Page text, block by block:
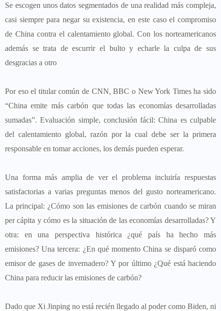
Se escogen unos datos segmentados de una realidad más compleja,
casi siempre para negar su existencia, en este caso el compromiso
de China contra el calentamiento global. Con los norteamericanos
además se trata de escurrir el bulto y echarle la culpa de sus
desgracias a otro
Por eso el titular común de CNN, BBC o New York Times ha sido
“China emite más carbón que todas las economías desarrolladas
sumadas”. Evaluación simple, conclusión fácil: China es culpable
del calentamiento global, razón por la cual debe ser la primera
responsable en tomar acciones, los demás pueden esperar.
Una forma más amplia de ver el problema incluiría respuestas
satisfactorias a varias preguntas menos del gusto norteamericano.
La principal: ¿Cómo son las emisiones de carbón cuando se miran
per cápita y cómo es la situación de las economías desarrolladas? Y
otra: en una perspectiva histórica ¿qué país ha hecho más
emisiones? Una tercera: ¿En qué momento China se disparó como
emisor de gases de invernadero? Y por último ¿Qué está haciendo
China para reducir las emisiones de carbón?
Dado que Xi Jinping no está recién llegado al poder como Biden, ni